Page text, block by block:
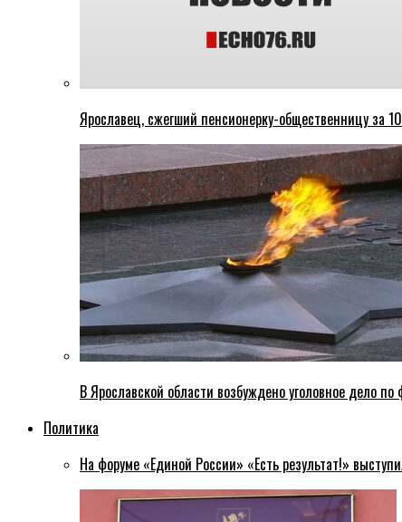
Ярославец, сжегший пенсионерку-общественницу за
В Ярославской области возбуждено уголовное дело
Политика
На форуме «Единой России» «Есть результат!»